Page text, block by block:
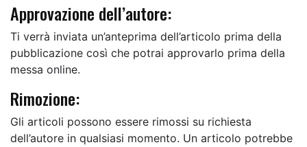
Approvazione dell’autore:
Ti verrà inviata un’anteprima dell’articolo prima della
pubblicazione così che potrai approvarlo prima della
messa online.
Rimozione:
Gli articoli possono essere rimossi su richiesta
dell’autore in qualsiasi momento. Un articolo potrebbe